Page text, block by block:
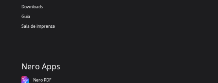
Downloads
Guia
Sala de imprensa
Nero Apps
Nero PDF